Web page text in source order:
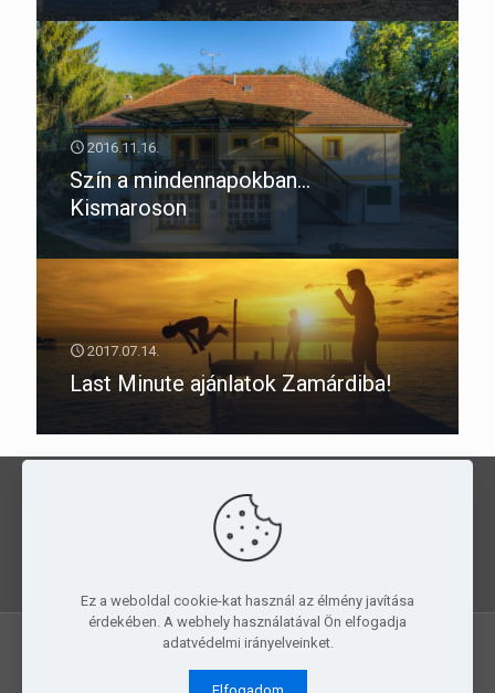
2016.11.16.
Szín a mindennapokban…
Kismaroson
2017.07.14.
Last Minute ajánlatok Zamárdiba!
Kedvezményes táborozás a
, egész évben!
MOST!
Ez a weboldal cookie-kat használ az élmény javítása
érdekében. A webhely használatával Ön elfogadja
adatvédelmi irányelveinket.